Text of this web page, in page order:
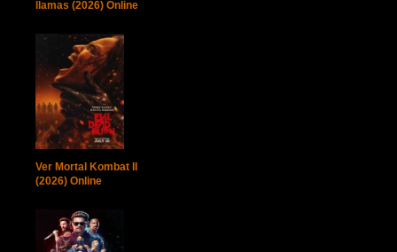
llamas (2026) Online
Ver Mortal Kombat II
(2026) Online